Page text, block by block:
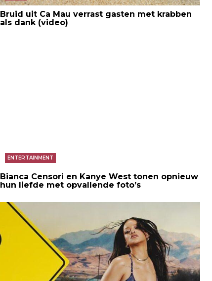
Bruid uit Ca Mau verrast gasten met krabben
als dank (video)
ENTERTAINMENT
Bianca Censori en Kanye West tonen opnieuw
hun liefde met opvallende foto’s